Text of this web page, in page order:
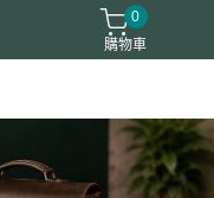
真皮夾
0
購物車